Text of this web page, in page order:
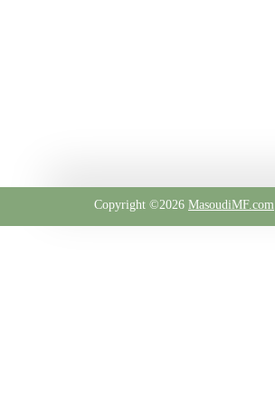
Copyright ©2026 MasoudiMF.com